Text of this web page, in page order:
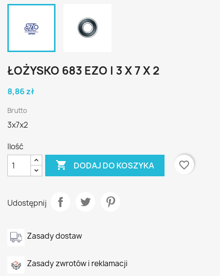
ŁOŻYSKO 683 EZO | 3 X 7 X 2
8,86 zł
Brutto
3x7x2
Ilość
 DODAJ DO KOSZYKA favorite_border
Udostępnij
Zasady dostaw
Zasady zwrotów i reklamacji